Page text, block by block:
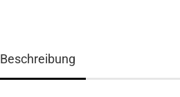
Beschreibung